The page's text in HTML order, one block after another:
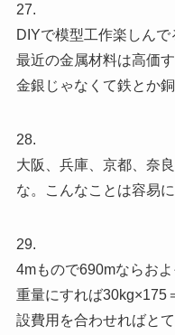
27.
DIYで模型工作楽しんで
最近の金属材料は高価
金銀じゃなくて鉄とか
28.
大阪、兵庫、京都、奈
な。こんなことは容易に
29.
4mもので690mならおよ
重量にすれば30kg×175
設費用を合わせればと